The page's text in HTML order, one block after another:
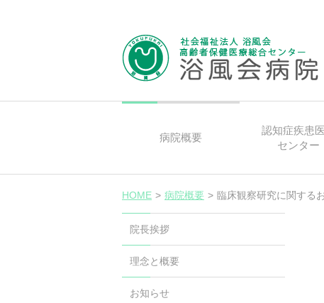
病院概要
認知症疾患
センター
HOME > 病院概要 > 臨床観察研究に関する
院長挨拶
理念と概要
お知らせ